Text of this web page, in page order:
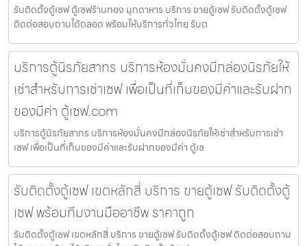
รับติดตั้งตู้เซฟ ตู้เซฟร้านทอง มุกดาหาร บริการ ขายตู้เซฟ รับติดตั้งตู้เซฟ
ติดต่อสอบถามได้ตลอด พร้อมให้บริการทั่วไทย รับต
บริการตู้นิรภัยสาทร บริการห้องมั่นคงมีกล่องนิรภัยให้
เช่าสำหรับการเช่าเซฟ เพื่อเป็นที่เก็บของมีค่าและรับฝาก
ของมีค่า ตู้เซฟ.com
บริการตู้นิรภัยสาทร บริการห้องมั่นคงมีกล่องนิรภัยให้เช่าสำหรับการเช่า
เซฟ เพื่อเป็นที่เก็บของมีค่าและรับฝากของมีค่า ตู้เซ
รับติดตั้งตู้เซฟ เขตหลักสี่ บริการ ขายตู้เซฟ รับติดตั้งตู้
เซฟ พร้อมทีมงานมืออาชีพ ราคาถูก
รับติดตั้งตู้เซฟ เขตหลักสี่ บริการ ขายตู้เซฟ รับติดตั้งตู้เซฟ ติดต่อสอบถาม